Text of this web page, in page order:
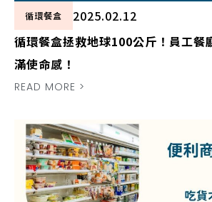
循環餐盒
2025.02.12
循環餐盒拯救地球100公斤！員工餐
滿使命感！
READ MORE >